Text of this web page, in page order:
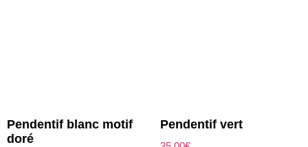
Pendentif blanc motif
doré
Pendentif vert